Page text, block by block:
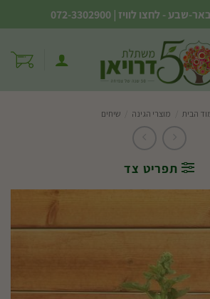
שבע - לחצו לוויז |
072-3302900
הבית מוצרי הגינה שיחים
תפריט צד